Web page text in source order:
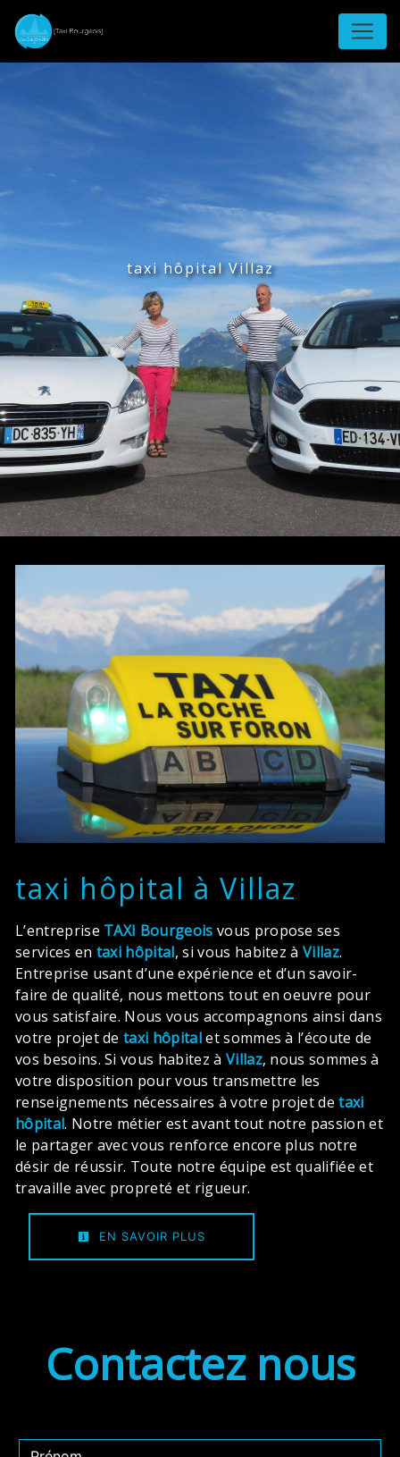
taxi hôpital Villaz
taxi hôpital à Villaz
L’entreprise TAXI Bourgeois vous propose ses
services en taxi hôpital, si vous habitez àVillaz.
Entreprise usant d’une expérience et d’un savoir-
faire de qualité, nous mettons tout en oeuvre pour
vous satisfaire. Nous vous accompagnons ainsi dans
votre projet detaxi hôpitalet sommes à l’écoute de
vos besoins. Si vous habitez à Villaz, nous sommes à
votre disposition pour vous transmettre les
renseignements nécessaires à votre projet detaxi
hôpital. Notre métier est avant tout notre passion et
le partager avec vous renforce encore plus notre
désir de réussir. Toute notre équipe est qualifiée et
travaille avec propreté et rigueur.
EN SAVOIR PLUS
Contactez nous
Panneau de gestion des cookies